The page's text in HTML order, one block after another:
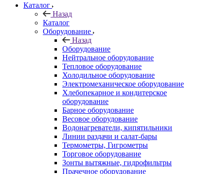
Каталог
Назад
Каталог
Оборудование
Назад
Оборудование
Нейтральное оборудование
Тепловое оборудование
Холодильное оборудование
Электромеханическое оборудование
Хлебопекарное и кондитерское
оборудование
Барное оборудование
Весовое оборудование
Водонагреватели, кипятильники
Линии раздачи и салат-бары
Термометры, Гигрометры
Торговое оборудование
Зонты вытяжные, гидрофильтры
Прачечное оборудование